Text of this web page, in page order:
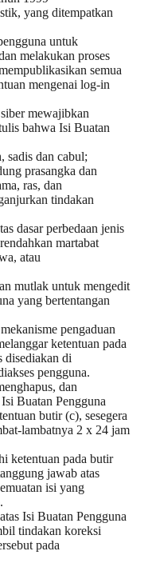
yang ditempatkan
untuk
melakukan proses
semua
mengenai log-in
mewajibkan
bahwa Isi Buatan
sadis dan cabul;
prasangka dan
ras, dan
tindakan
dasar perbedaan jenis
martabat
atau
mutlak untuk mengedit
yang bertentangan
pengaduan
ketentuan pada
disediakan di
pengguna.
dan
Buatan Pengguna
butir (c), sesegera
lambatnya 2 x 24 jam
ketentuan pada butir
jawab atas
isi yang
Isi Buatan Pengguna
tindakan koreksi
pada